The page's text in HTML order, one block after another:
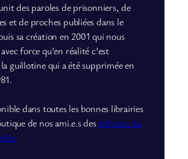
des paroles de prisonniers, de
et de proches publiées dans le
sa création en 2001 qui nous
force qu’en réalité c’est
guillotine qui a été supprimée en
dans toutes les bonnes librairies
de nos ami.e.s deséditions du